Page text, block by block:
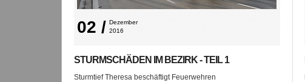
02 / Dezember
2016
STURMSCHÄDEN IM BEZIRK - TEIL 1
Sturmtief Theresa beschäftigt Feuerwehren